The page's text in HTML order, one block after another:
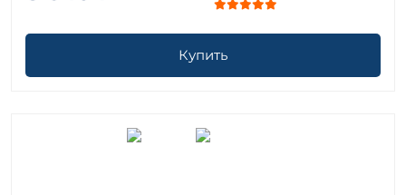
Купить